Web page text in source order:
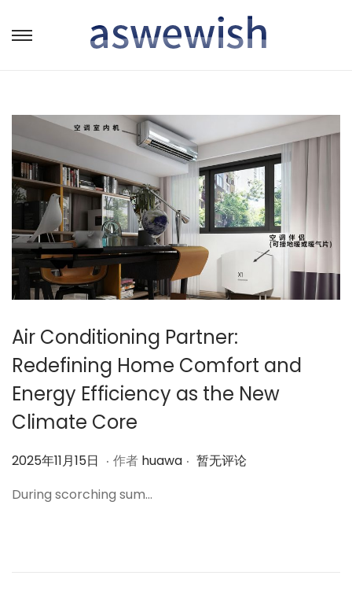
转
航
跳
容
Air Conditioning Partner:
Redefining Home Comfort and
Energy Efficiency as the New
Climate Core
作
2025年11月15日 2
2
. 作者 huawa . 暂无评论
During scorching sum…